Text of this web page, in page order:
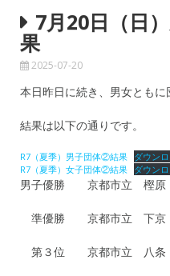
7月20日（日
果
2025-07-20
本日昨日に続き、男女とも
結果は以下の通りです。
R7（夏季）男子団体②結果 ダウン
R7（夏季）女子団体②結果 ダウン
男子優勝 京都市立 樫原
準優勝 京都市立 下京
第３位 京都市立 八条